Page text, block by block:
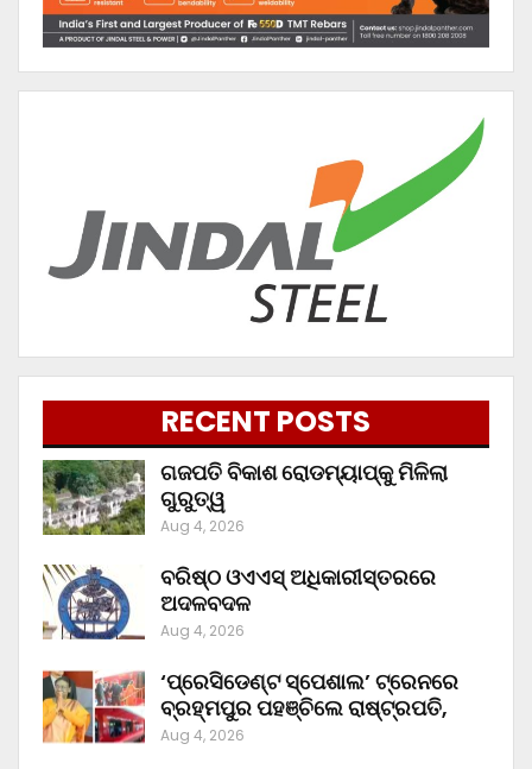
RECENT POSTS
ଗଜପତି ବିକାଶ ରୋଡମ୍ୟାପ୍‌କୁ ମିଳିଲା
ଗୁରୁତ୍ୱ
Aug 4, 2026
ବରିଷ୍ଠ ଓଏଏସ୍‌ ଅଧିକାରୀସ୍ତରରେ
ଅଦଳବଦଳ
Aug 4, 2026
‘ପ୍ରେସିଡେଣ୍ଟ ସ୍ପେଶାଲ’ ଟ୍ରେନରେ
ବ୍ରହ୍ମପୁର ପହଞ୍ଚିଲେ ରାଷ୍ଟ୍ରପତି,
Aug 4, 2026